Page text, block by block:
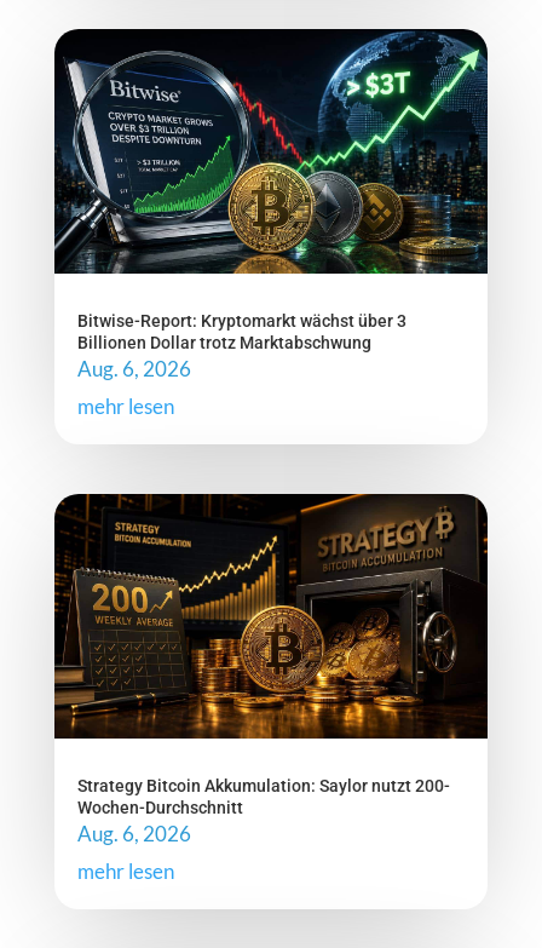
Bitwise-Report: Kryptomarkt wächst über 3
Billionen Dollar trotz Marktabschwung
Aug. 6, 2026
mehr lesen
Strategy Bitcoin Akkumulation: Saylor nutzt 200-
Wochen-Durchschnitt
Aug. 6, 2026
mehr lesen